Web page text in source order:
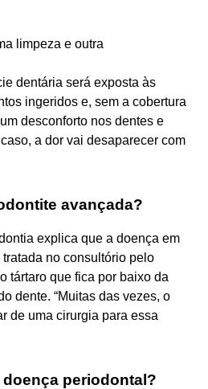
limpeza e outra
dentária será exposta às
ingeridos e, sem a cobertura
desconforto nos dentes e
a dor vai desaparecer com
avançada?
explica que a doença em
no consultório pelo
tártaro que fica por baixo da
dente. “Muitas das vezes, o
de uma cirurgia para essa
periodontal?